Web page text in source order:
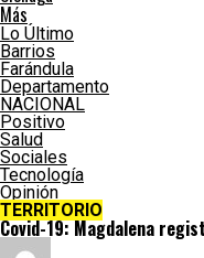
Más
Lo Último
Barrios
Farándula
Departamento
NACIONAL
Positivo
Salud
Sociales
Tecnología
Opinión
TERRITORIO
Covid-19: Magdalena